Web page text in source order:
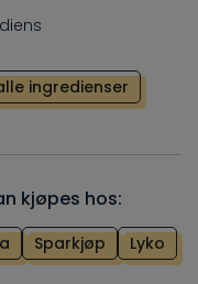
ingredienser
kjøpes hos:
Sparkjøp Lyko